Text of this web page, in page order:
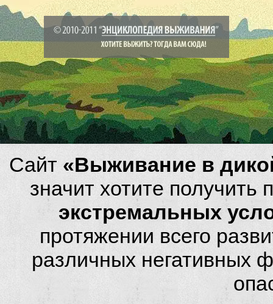
Сайт «Выживание в
значит хотите
экстремальных
протяжении всего
различных негативных